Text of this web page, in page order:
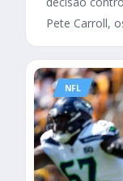
Pete Carroll,
NFL